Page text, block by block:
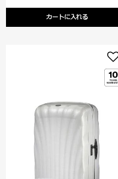
カートに入れる